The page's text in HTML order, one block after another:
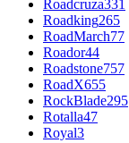
Roadcruza331
Roadking265
RoadMarch77
Roador44
Roadstone757
RoadX655
RockBlade295
Rotalla47
Royal3